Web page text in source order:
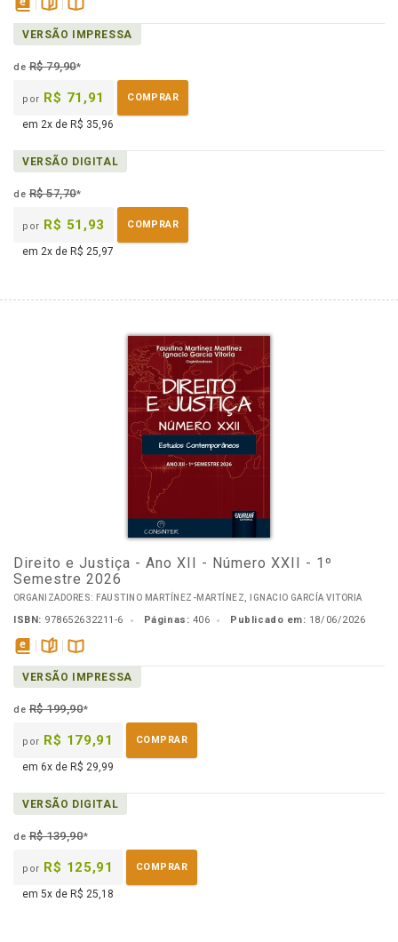
disponível
em
páginasDisponível
na
VERSÃO IMPRESSA
deR$ 79,90*
por R$ 71,91 COMPRAR
em 2x de R$ 35,96
VERSÃO DIGITAL
deR$ 57,70*
por R$ 51,93 COMPRAR
em 2x de R$ 25,97
Direito e Justiça - Ano XII - Número XXII - 1º
Semestre 2026
ORGANIZADORES: FAUSTINO MARTÍNEZ-MARTÍNEZ, IGNACIO GARCÍA VITORIA
ISBN: 978652632211-6 Páginas: 406 Publicado em: 18/06/2026
disponível
em
páginasDisponível
na
VERSÃO IMPRESSA
deR$ 199,90*
por R$ 179,91 COMPRAR
em 6x de R$ 29,99
VERSÃO DIGITAL
deR$ 139,90*
por R$ 125,91 COMPRAR
em 5x de R$ 25,18